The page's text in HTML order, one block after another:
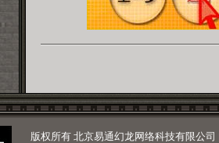
版权所有 北京易通幻龙网络科技有限公